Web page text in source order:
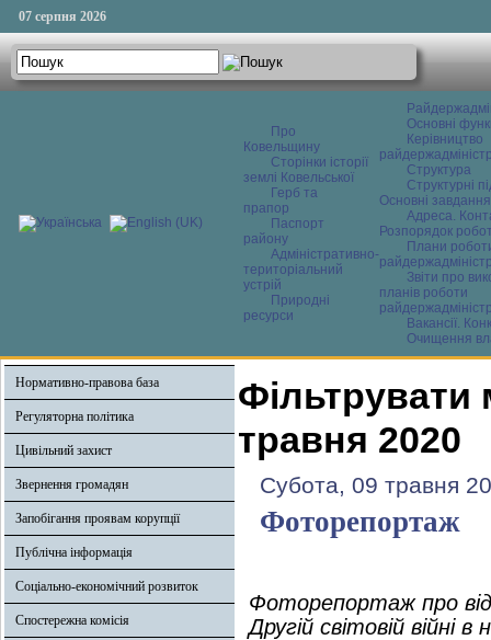
07 серпня 2026
Про
Ковельщину
Сторінки історії
землі Ковельської
Герб та
прапор
Паспорт
району
Адміністративно-
територіальний
устрій
Природні
ресурси
Основні
Керівництво
Структура
Структурні
Основні завдання
Адреса.
Розпорядок
Плани
Звіти про
планів роботи
Вакансії.
Очищення
Нормативно-правова база
Регуляторна політика
Цивільний захист
Звернення громадян
Запобігання проявам корупції
Публічна інформація
Соціально-економічний розвиток
Спостережна комісія
Фільтрувати
травня 2020
Субота, 09 травня
Фоторепортаж
Фоторепортаж про
Другій світовій війні